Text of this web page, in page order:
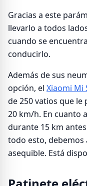
Gracias a este
llevarlo a todos
cuando se
conducirlo.
Además de sus
opción, el Xiaomi Mi
de 250 vatios que
20 km/h. En cuanto
durante 15 km
todo esto, debemos
asequible. Está